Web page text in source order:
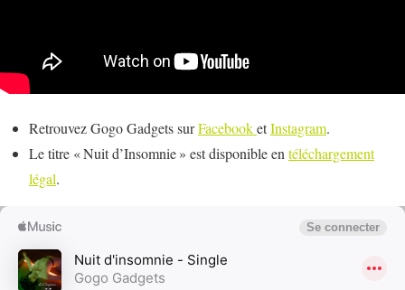
Retrouvez Gogo Gadgets surFacebooketInstagram.
Le titre « Nuit d’Insomnie » est disponible entéléchargement
légal.